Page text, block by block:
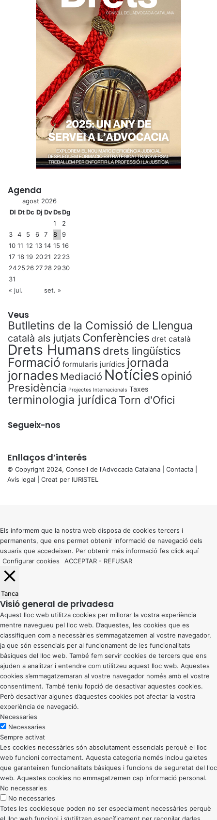
Agenda
agost 2026
Dl DtDc Dj DvDsDg
1
2
3
4 5 6 7 8
9
10 11 12 13 14 15 16
17 18 19 2021 22 23
2425 26 27 28 2930
31
« jul.
set. »
Veus
Butlletins de la Comissió de Llengua
català als jutjats Conferències dret català
Drets Humans drets lingüístics
Formació formularis jurídics jornada
jornades Mediació Notícies opinió
Presidència Projectes Internacionals Taxes
terminologia jurídica Torn d'Ofici
Segueix-nos
Enllaços d’interés
© Copyright 2024, Consell de l'Advocacia Catalana | Contacta
Avís legal | Creat per IURISTEL
button
Els informem que la nostra web disposa de cookies tercers i
permanents, que ens permet obtenir informació de navegació dels
usuaris que accedeixen. Per obtenir més informació fes click aquí
Configurar cookies
ACCEPTAR - REFUSAR
Tanca
Visió general de privadesa
Aquest lloc web utilitza cookies per millorar la vostra experiència
mentre navegueu pel lloc web. D’aquestes, les cookies que es
classifiquen com a necessàries s’emmagatzemen al vostre navegador,
ja que són essencials per al funcionament de les funcionalitats
bàsiques del lloc web. També fem servir cookies de tercers que ens
ajuden a analitzar i entendre com utilitzeu aquest lloc web. Aquestes
cookies s’emmagatzemaran al vostre navegador només amb el vostre
consentiment. També teniu l’opció de desactivar aquestes cookies.
Però desactivar algunes d’aquestes cookies pot afectar la vostra
experiència de navegació.
Necessaries
Necessaries
Sempre activat
Les cookies necessàries són absolutament essencials perquè el lloc
web funcioni correctament. Aquesta categoria només inclou galetes
que garanteixen funcionalitats bàsiques i funcions de seguretat del lloc
web. Aquestes cookies no emmagatzemen cap informació personal.
No necessaries
No necessaries
Totes les cookiesque poden no ser especialment necessàries perquè